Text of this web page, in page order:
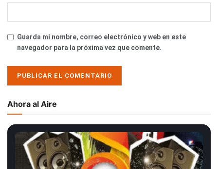
Guarda mi nombre, correo electrónico y web en este
navegador para la próxima vez que comente.
Ahora al Aire